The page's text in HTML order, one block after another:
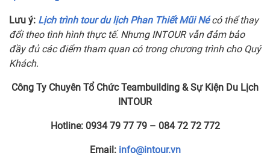
Lưu ý: Lịch trình tour du lịch Phan Thiết Mũi Nécó thể thay
đổi theo tình hình thực tế. Nhưng INTOUR vẫn đảm bảo
đầy đủ các điểm tham quan có trong chương trình cho Quý
Khách.
Công Ty Chuyên Tổ Chức Teambuilding & Sự Kiện Du Lịch
INTOUR
Hotline: 0934 79 77 79 – 084 72 72 772
Email: info@intour.vn